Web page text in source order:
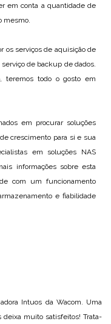
em conta a quantidade de
mesmo.
os serviços de aquisição de
de backup de dados.
teremos todo o gosto em
em procurar soluções
crescimento para si e sua
em soluções NAS
informações sobre esta
com um funcionamento
e fiabilidade
Intuos da Wacom. Uma
deixa muito satisfeitos! Trata-